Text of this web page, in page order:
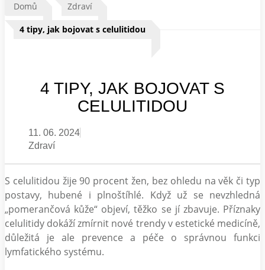
Domů Zdraví
4 tipy, jak bojovat s celulitidou
4 TIPY, JAK BOJOVAT S
CELULITIDOU
11. 06. 2024
Zdraví
S celulitidou žije 90 procent žen, bez ohledu na věk či typ
postavy, hubené i plnoštíhlé. Když už se nevzhledná
„pomerančová kůže“ objeví, těžko se jí zbavuje. Příznaky
celulitidy dokáží zmírnit nové trendy v estetické medicíně,
důležitá je ale prevence a péče o správnou funkci
lymfatického systému.